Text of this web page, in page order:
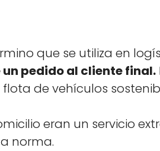
que se uti­liza en
pedi­do al cliente final.
de vehícu­los
eran un ser­vi­cio
nor­ma.